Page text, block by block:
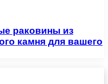
раковины из
камня для вашего